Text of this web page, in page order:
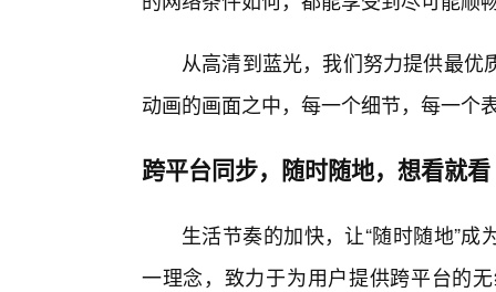
从高清到蓝光，我们努力提供最
动画的画面之中，每一个细节，每一个
跨平台同步，随时随地，想看就看
生活节奏的加快，让“随时随地”
一理念，致力于为用户提供跨平台的